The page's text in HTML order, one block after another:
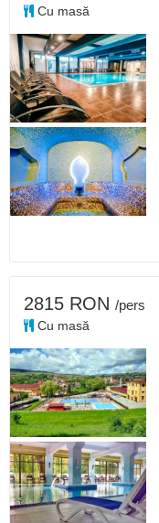
Cu masă
2815 RON /pers
Cu masă